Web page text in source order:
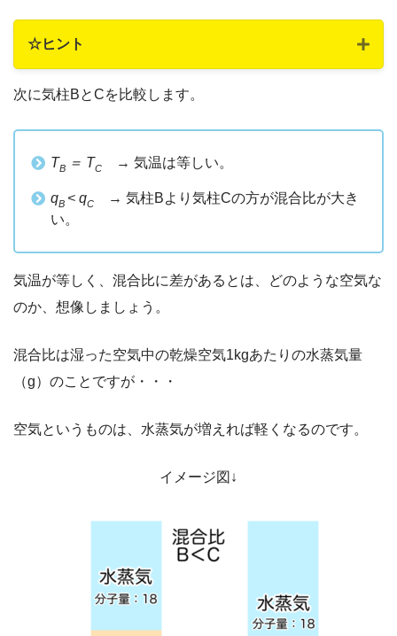
☆ヒント
次に気柱BとCを比較します。
TB ＝ TC → 気温は等しい。
qB < qC
→ 気柱Bより気柱Cの方が混合比が大き
い。
気温が等しく、混合比に差があるとは、どのような空気な
のか、想像しましょう。
混合比は湿った空気中の乾燥空気1kgあたりの水蒸気量
（g）のことですが・・・
空気というものは、水蒸気が増えれば軽くなるのです。
イメージ図↓